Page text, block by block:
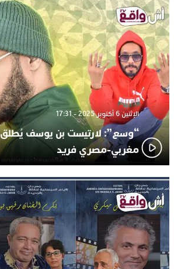
الإثنين 6 أكتوبر 2025 - 17:31
“وسع”: لارتيست بن يوسف يُطلق
مغربي-مصري فريد